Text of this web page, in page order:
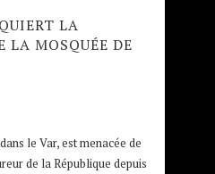
LA
MOSQUÉE DE
le Var, est menacée de
de la République depuis